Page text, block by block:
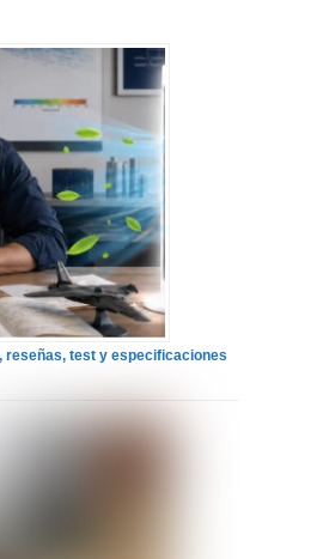
reseñas, test y especificaciones